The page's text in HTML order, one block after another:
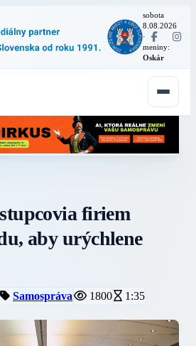
sobota
8.08.2026
·
meniny:
Oskár
firiem
aby urýchlene
Samospráva 1800 1:35